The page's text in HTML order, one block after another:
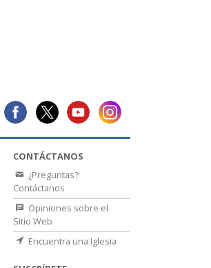
CONTÁCTANOS
¿Preguntas?
Contáctanos
Opiniones sobre el
Sitio Web
Encuentra una Iglesia